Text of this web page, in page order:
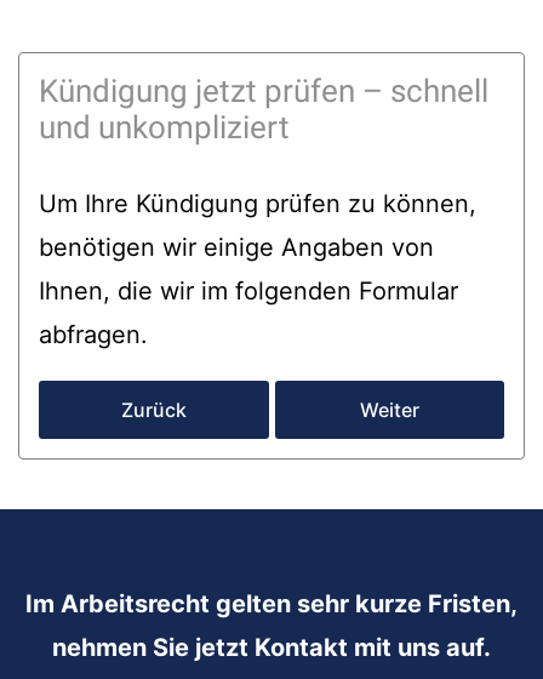
Kündigung jetzt prüfen – schnell
und unkompliziert
Um Ihre Kündigung prüfen zu können,
benötigen wir einige Angaben von
Ihnen, die wir im folgenden Formular
abfragen.
Zurück Weiter
Im Arbeitsrecht gelten sehr kurze Fristen,
nehmen Sie jetzt Kontakt mit uns auf.